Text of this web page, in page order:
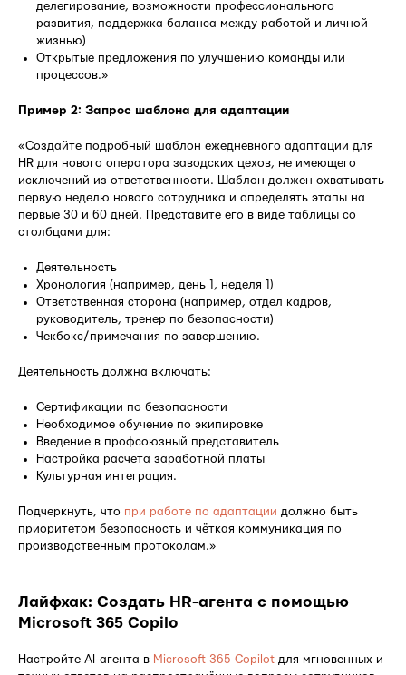
делегирование, возможности профессионального
развития, поддержка баланса между работой и личной
жизнью)
Открытые предложения по улучшению команды или
процессов.»
Пример 2: Запрос шаблона для адаптации
«Создайте подробный шаблон ежедневного адаптации для
HR для нового оператора заводских цехов, не имеющего
исключений из ответственности. Шаблон должен охватывать
первую неделю нового сотрудника и определять этапы на
первые 30 и 60 дней. Представите его в виде таблицы со
столбцами для:
Деятельность
Хронология (например, день 1, неделя 1)
Ответственная сторона (например, отдел кадров,
руководитель, тренер по безопасности)
Чекбокс/примечания по завершению.
Деятельность должна включать:
Сертификации по безопасности
Необходимое обучение по экипировке
Введение в профсоюзный представитель
Настройка расчета заработной платы
Культурная интеграция.
Подчеркнуть, что при работе по адаптации должно быть
приоритетом безопасность и чёткая коммуникация по
производственным протоколам.»
Лайфхак: Создать HR-агента с помощью
Microsoft 365 Copilo
Настройте AI-агента в Microsoft 365 Copilot для мгновенных и